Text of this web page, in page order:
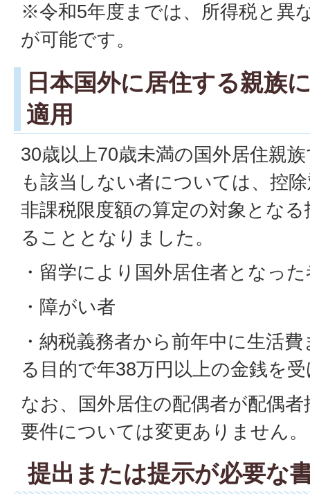
※令和5年度までは、所得税と異
が可能です。
日本国外に居住する親族
適用
30歳以上70歳未満の国外居住親
も該当しない者については、控
非課税限度額の算定の対象とな
ることとなりました。
・留学により国外居住者となっ
・障がい者
・納税義務者から前年中に生活
る目的で年38万円以上の金銭を
なお、国外居住の配偶者が配偶
要件については変更ありません。
提出または提示が必要な